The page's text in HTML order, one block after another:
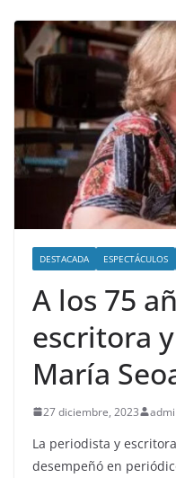
DESTACADA ESPECTÁCULOS
A los 75
escritora
María
27 diciembre, 2023
La periodista y
desempeñó en